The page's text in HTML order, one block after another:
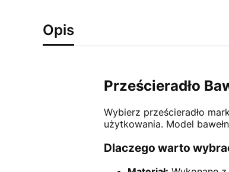
Opis
Prześcieradło
Wybierz prześcieradło
użytkowania. Model
Dlaczego warto